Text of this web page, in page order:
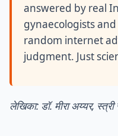
answered by real
gynaecologists
random internet
judgment. Just
लेखिका: डॉ. मीरा अय्यर, स्त्री